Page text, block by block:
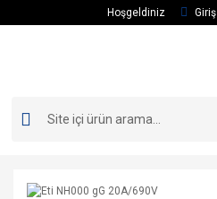
Hoşgeldiniz